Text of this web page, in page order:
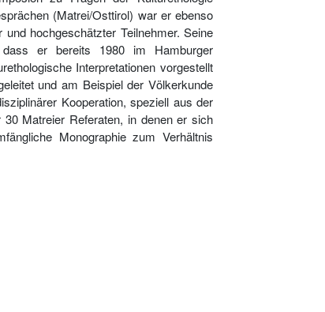
(Matrei/Osttirol) war er ebenso
hochgeschätzter Teilnehmer. Seine
er bereits 1980 im Hamburger
Interpretationen vorgestellt
und am Beispiel der Völkerkunde
Kooperation, speziell aus der
Matreier Referaten, in denen er sich
Monographie zum Verhältnis